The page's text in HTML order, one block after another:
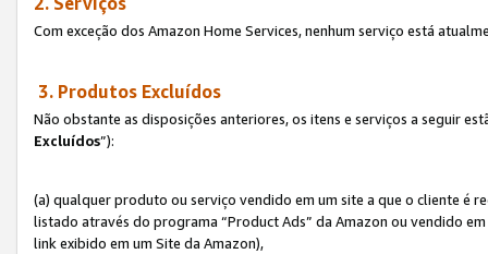
Com exceção dos Amazon Home Services, nenhum serviço está
3. Produtos Excluídos
Não obstante as disposições anteriores, os itens e serviços a seguir
Excluídos”):
(a) qualquer produto ou serviço vendido em um site a que o cliente é
listado através do programa “Product Ads” da Amazon ou vendido
link exibido em um Site da Amazon),